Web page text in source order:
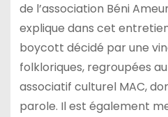
de l’association Béni
explique dans cet
boycott décidé par une
folkloriques, regroupées
associatif culturel MAC,
parole. Il est également